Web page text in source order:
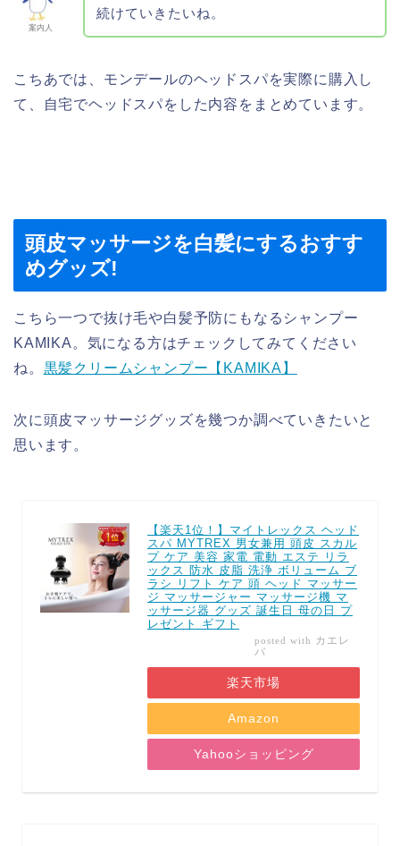
案内人
続けていきたいね。
こちあでは、モンデールのヘッドスパを実際に購入し
て、自宅でヘッドスパをした内容をまとめています。
頭皮マッサージを白髪にするおすす
めグッズ!
こちら一つで抜け毛や白髪予防にもなるシャンプー
KAMIKA。気になる方はチェックしてみてください
ね。 黒髪クリームシャンプー【KAMIKA】
次に頭皮マッサージグッズを幾つか調べていきたいと
思います。
【楽天1位！】マイトレックス ヘッド
スパ MYTREX 男女兼用 頭皮 スカル
プ ケア 美容 家電 電動 エステ リラ
ックス 防水 皮脂 洗浄 ボリューム ブ
ラシ リフト ケア 頭 ヘッド マッサー
ジ マッサージャー マッサージ機 マ
ッサージ器 グッズ 誕生日 母の日 プ
レゼント ギフト
posted with カエレ
バ
楽天市場
Amazon
Yahooショッピング